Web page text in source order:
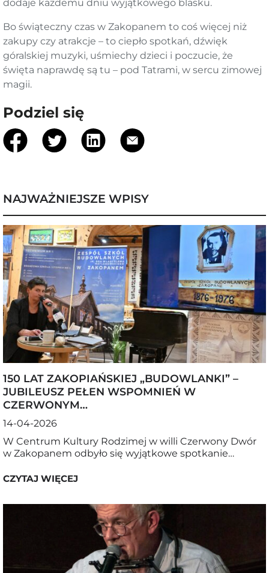
dodaje każdemu dniu wyjątkowego blasku.
Bo świąteczny czas w Zakopanem to coś więcej niż
zakupy czy atrakcje – to ciepło spotkań, dźwięk
góralskiej muzyki, uśmiechy dzieci i poczucie, że
święta naprawdę są tu – pod Tatrami, w sercu zimowej
magii.
Podziel się
NAJWAŻNIEJSZE WPISY
150 LAT ZAKOPIAŃSKIEJ „BUDOWLANKI” –
JUBILEUSZ PEŁEN WSPOMNIEŃ W
CZERWONYM…
14-04-2026
W Centrum Kultury Rodzimej w willi Czerwony Dwór
w Zakopanem odbyło się wyjątkowe spotkanie…
CZYTAJ WIĘCEJ